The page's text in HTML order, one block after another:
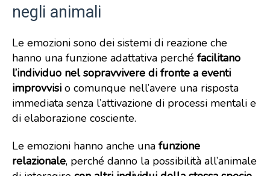
negli animali
Le emozioni sono dei sistemi di reazione che
hanno una funzione adattativa perché facilitano
l’individuo nel sopravvivere di fronte a eventi
improvvisi o comunque nell’avere una risposta
immediata senza l’attivazione di processi mentali e
di elaborazione cosciente.
Le emozioni hanno anche una funzione
relazionale, perché danno la possibilità all’animale